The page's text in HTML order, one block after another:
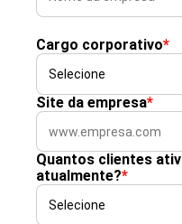
Cargo corporativo*
Site da empresa*
Quantos clientes
atualmente?*